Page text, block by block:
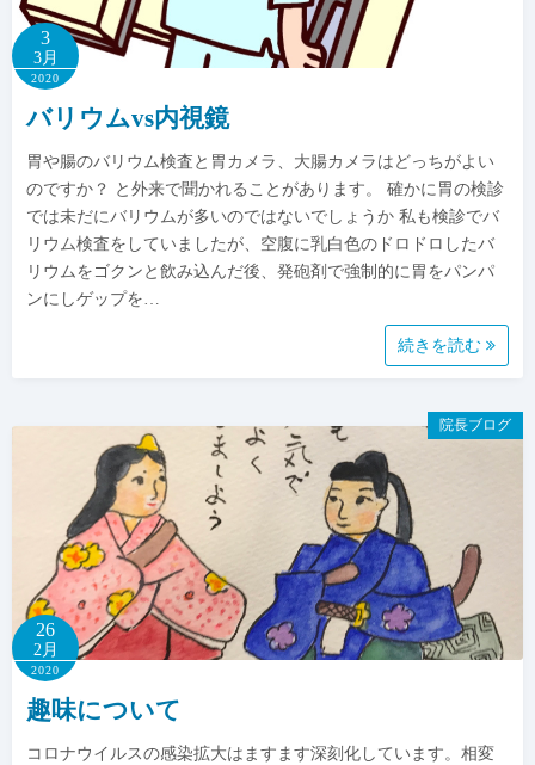
3
3月
2020
バリウムvs内視鏡
胃や腸のバリウム検査と胃カメラ、大腸カメラはどっちがよい
のですか？ と外来で聞かれることがあります。 確かに胃の検診
では未だにバリウムが多いのではないでしょうか 私も検診でバ
リウム検査をしていましたが、空腹に乳白色のドロドロしたバ
リウムをゴクンと飲み込んだ後、発砲剤で強制的に胃をパンパ
ンにしゲップを…
続きを読む
院長ブログ
26
2月
2020
趣味について
コロナウイルスの感染拡大はますます深刻化しています。相変